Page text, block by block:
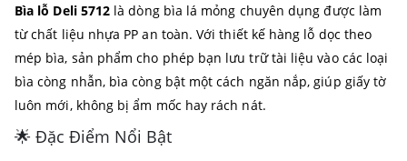
Bìa lỗ Deli 5712 là dòng bìa lá mỏng chuyên dụng được làm
từ chất liệu nhựa PP an toàn. Với thiết kế hàng lỗ dọc theo
mép bìa, sản phẩm cho phép bạn lưu trữ tài liệu vào các loại
bìa còng nhẫn, bìa còng bật một cách ngăn nắp, giúp giấy tờ
luôn mới, không bị ẩm mốc hay rách nát.
🌟 Đặc Điểm Nổi Bật